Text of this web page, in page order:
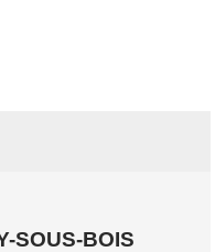
SOUS-BOIS